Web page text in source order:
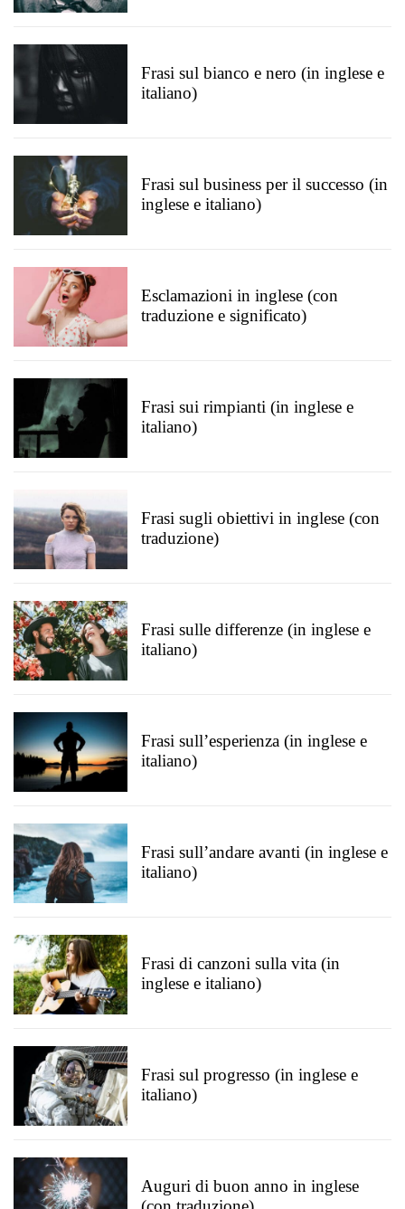
Frasi sul bianco e nero (in inglese e
italiano)
Frasi sul business per il successo (in
inglese e italiano)
Esclamazioni in inglese (con
traduzione e significato)
Frasi sui rimpianti (in inglese e
italiano)
Frasi sugli obiettivi in inglese (con
traduzione)
Frasi sulle differenze (in inglese e
italiano)
Frasi sull’esperienza (in inglese e
italiano)
Frasi sull’andare avanti (in inglese e
italiano)
Frasi di canzoni sulla vita (in
inglese e italiano)
Frasi sul progresso (in inglese e
italiano)
Auguri di buon anno in inglese